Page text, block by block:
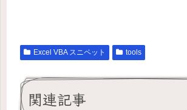
Excel VBA スニペット tools
関連記事